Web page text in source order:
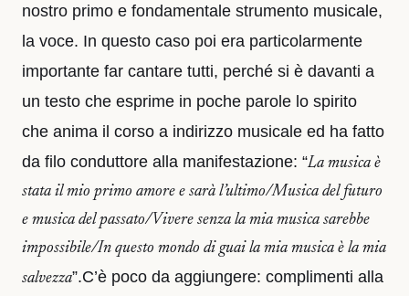
nostro primo e fondamentale strumento musicale,
la voce. In questo caso poi era particolarmente
importante far cantare tutti, perché si è davanti a
un testo che esprime in poche parole lo spirito
che anima il corso a indirizzo musicale ed ha fatto
da filo conduttore alla manifestazione: “La musica è
stata il mio primo amore e sarà l’ultimo/Musica del futuro
e musica del passato/Vivere senza la mia musica sarebbe
impossibile/In questo mondo di guai la mia musica è la mia
salvezza”.C’è poco da aggiungere: complimenti alla